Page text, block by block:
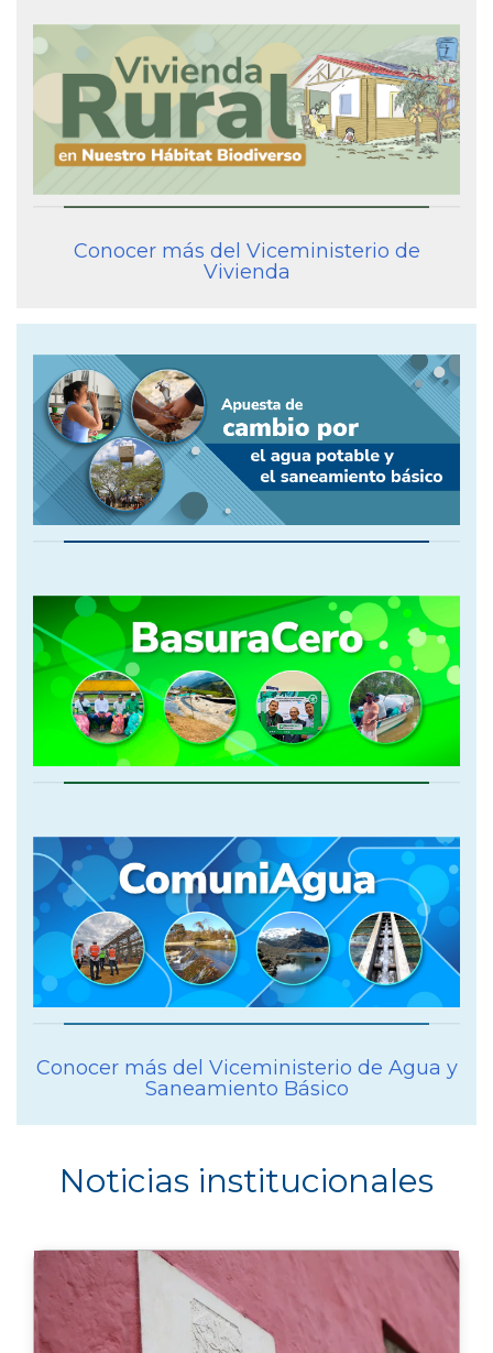
Conocer más del Viceministerio de
Vivienda
Conocer más del Viceministerio de Agua y
Saneamiento Básico
Noticias institucionales